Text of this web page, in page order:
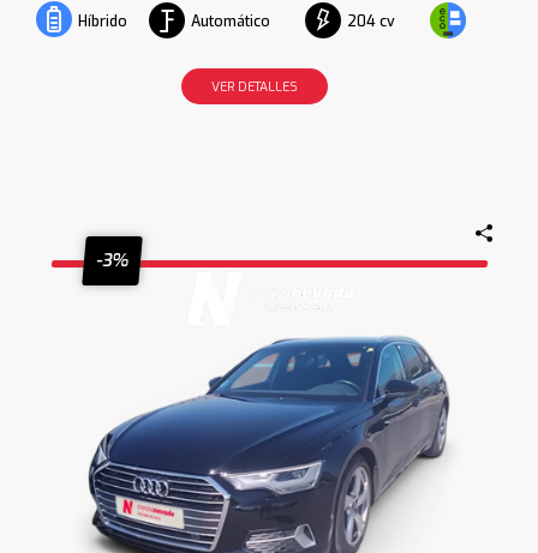
Híbrido Automático 204 cv
VER DETALLES
-3%